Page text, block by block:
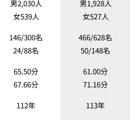
男2,030人
女539人
男1,928人
女527人
146/300名
24/88名
466/628名
50/148名
65.50分
67.66分
61.00分
71.16分
112年 113年